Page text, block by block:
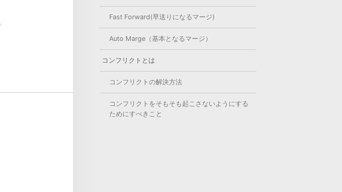
Fast Forward(早送りになるマージ)
Auto Marge（基本となるマージ）
コンフリクトとは
コンフリクトの解決方法
コンフリクトをそもそも起こさないようにする
ためにすべきこと